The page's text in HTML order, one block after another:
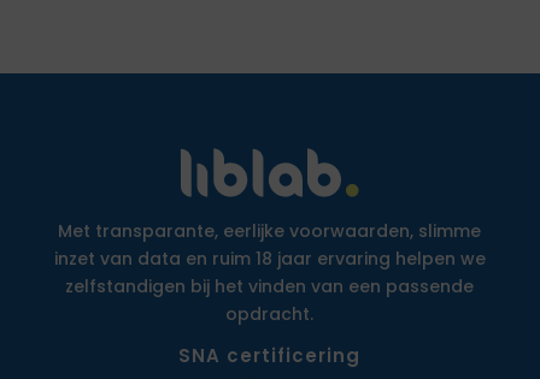
Met transparante, eerlijke voorwaarden, slimme
inzet van data en ruim 18 jaar ervaring helpen we
zelfstandigen bij het vinden van een passende
opdracht.
SNA certificering